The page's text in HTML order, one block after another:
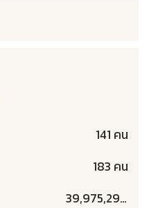
141 คน
183 คน
39,975,293 คน